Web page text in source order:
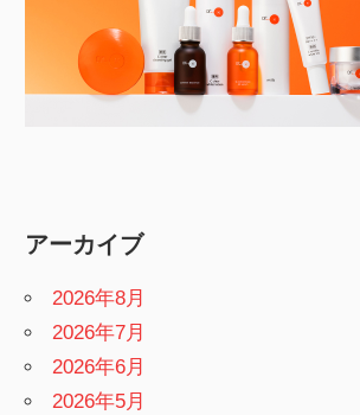
アーカイブ
2026年8月
2026年7月
2026年6月
2026年5月